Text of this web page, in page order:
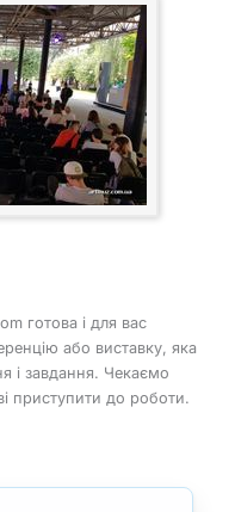
готова і для вас
або виставку, яка
і завдання. Чекаємо
приступити до роботи.